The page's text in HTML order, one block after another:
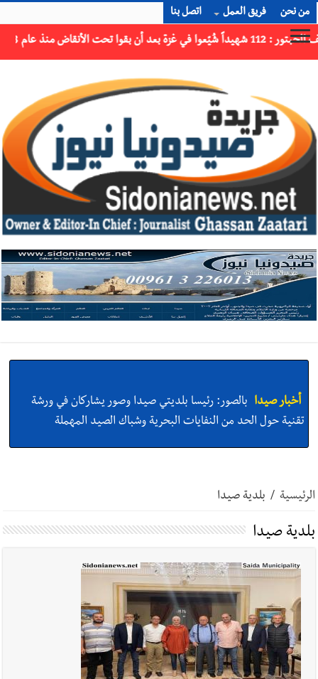
من نحن فريق العمل اتصل بنا
تقنية حول الحد من النفايات البحرية وشباك الصيد المهملة
في صيدا نتيجة الانقطاع المتكرر لخط الخدمات الكهربائي
أخبار صيدا مفرزة صيدا القضائية توقف ثلاثة أشخاص بجرائم
استدراج وابتزاز واعتداء جنسي على قاصر
الرئيسية / بلدية صيدا
بلدية صيدا